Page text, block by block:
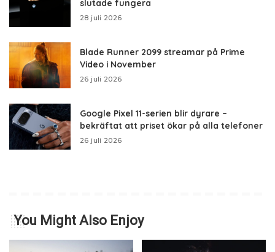
slutade fungera
28 juli 2026
Blade Runner 2099 streamar på Prime
Video i November
26 juli 2026
Google Pixel 11-serien blir dyrare –
bekräftat att priset ökar på alla telefoner
26 juli 2026
You Might Also Enjoy